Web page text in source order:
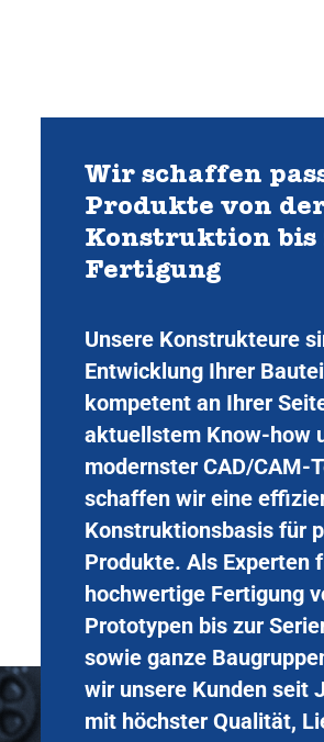
Wir schaffen
Produkte von
Konstruktion bis
Fertigung
Unsere Konstrukteure
Entwicklung Ihrer
kompetent an Ihrer
aktuellstem Know-how
modernster CAD/CAM-
schaffen wir eine
Konstruktionsbasis für
Produkte. Als Experten
hochwertige Fertigung
Prototypen bis zur
sowie ganze
wir unsere Kunden seit
mit höchster Qualität,